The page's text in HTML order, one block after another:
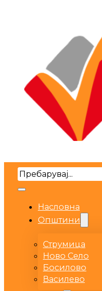
Search
Насловна
Општини
Струмица
Ново Село
Босилово
Василево